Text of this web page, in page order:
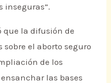
inseguras”.
que la difusión de
el aborto seguro
de los
las bases